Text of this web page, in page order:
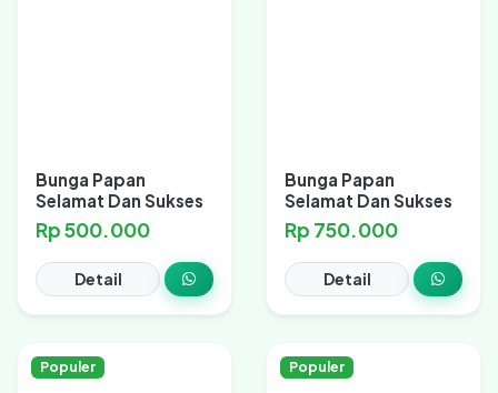
Bunga Papan
Selamat Dan Sukses
Rp 500.000
Detail
Bunga Papan
Selamat Dan Sukses
Rp 750.000
Detail
Populer Populer